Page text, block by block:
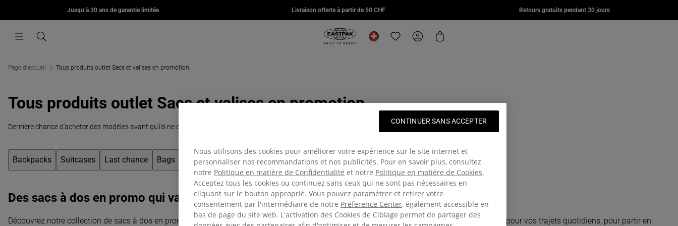
Aller au contenuJusqu’à 30 ans de garantie limitée Livraison offerte à partir de 50 CHF Retours gratuits pendant 30 jours
Menu Recherche Eastpak, accéder à la page d'accueil de eu.eastpak.com
Changer de lieu
CHF 95.00 CHF 125.00 CHF 75.00
Page d'accueil Tous produits outlet Sacs et valises en promotion
Tous produits outlet Sacs et valises en promotion
Dernière chance d'acheter des modèles avant qu'ils ne disparaissent pour de bon. La remise se réfère au prix de vente recommandé à l'origine.
Backpacks Suitcases Last chance Bags Accessories Collaborations Online exclusives View all Outlet
Des sacs à dos en promo qui valent la peine
Découvrez notre collection de sacs à dos en promotion et profitez de modèles intemporels à prix exceptionnels. Que vous recherchiez un sac pour vos trajets quotidiens, pour partir en
Nous utilisons des cookies pour améliorer votre expérience sur le site internet et
personnaliser nos recommandations et nos publicités. Pour en savoir plus, consultez
notre Politique en matière de Confidentialité et notre Politique en matière de Cookies.
Acceptez tous les cookies ou continuez sans ceux qui ne sont pas nécessaires en
cliquant sur le bouton approprié. Vous pouvez paramétrer et retirer votre
consentement par l'intermédiaire de notre Preference Center, également accessible en
bas de page du site web. L'activation des Cookies de Ciblage permet de partager des
CONTINUER SANS ACCEPTER